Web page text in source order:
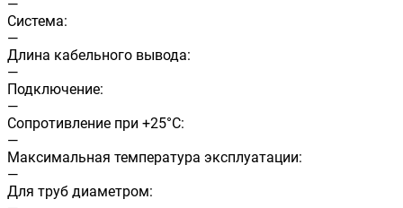
—
Система:
—
Длина кабельного вывода:
—
Подключение:
—
Сопротивление при +25°С:
—
Максимальная температура эксплуатации:
—
Для труб диаметром: